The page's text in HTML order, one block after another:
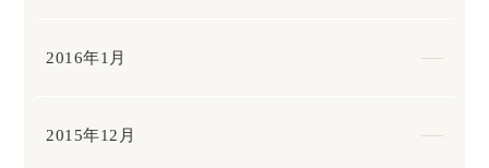
2016年1月
2015年12月